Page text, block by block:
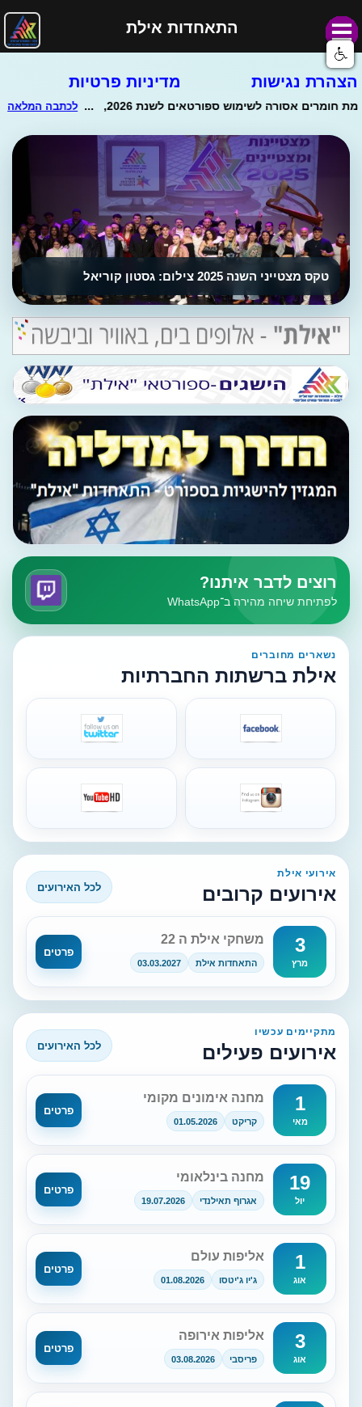
התאחדות אילת
הצהרת נגישות מדיניות פרטיות
טקס מצטייני השנה 2025 צילום: גסטון קוריאל
רוצים לדבר איתנו?
לפתיחת שיחה מהירה ב־WhatsApp
נשארים מחוברים
אילת ברשתות החברתיות
אירועי אילת
אירועים קרובים לכל האירועים
3
מרץ
משחקי אילת ה 22
התאחדות אילת 03.03.2027
פרטים
מתקיימים עכשיו
אירועים פעילים לכל האירועים
1
מאי
מחנה אימונים מקומי
קריקט 01.05.2026
פרטים
19
יול
מחנה בינלאומי
אגרוף תאילנדי 19.07.2026
פרטים
1
אוג
אליפות עולם
ג'יו ג'יטסו 01.08.2026
פרטים
3
אוג
אליפות אירופה
פריסבי 03.08.2026
פרטים